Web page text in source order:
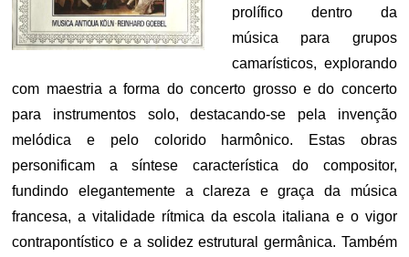
prolífico dentro da
música para grupos
camarísticos, explorando
com maestria a forma do concerto grosso e do concerto
para instrumentos solo, destacando-se pela invenção
melódica e pelo colorido harmônico. Estas obras
personificam a síntese característica do compositor,
fundindo elegantemente a clareza e graça da música
francesa, a vitalidade rítmica da escola italiana e o vigor
contrapontístico e a solidez estrutural germânica. Também